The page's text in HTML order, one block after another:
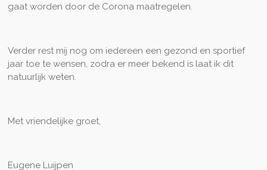
gaat worden door de Corona maatregelen.
Verder rest mij nog om iedereen een gezond en sportief
jaar toe te wensen, zodra er meer bekend is laat ik dit
natuurlijk weten.
Met vriendelijke groet,
Eugene Luijpen